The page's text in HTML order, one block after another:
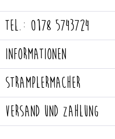
Tel.: 0178 5743724
Informationen
Stramplermacher
Versand und Zahlung